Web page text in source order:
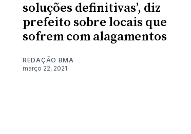
soluções definitivas’, diz
prefeito sobre locais que
sofrem com alagamentos
REDAÇÃO BMA
março 22, 2021